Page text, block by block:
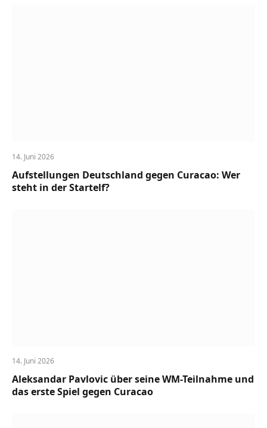
14. Juni 2026
Aufstellungen Deutschland gegen Curacao: Wer
steht in der Startelf?
14. Juni 2026
Aleksandar Pavlovic über seine WM-Teilnahme und
das erste Spiel gegen Curacao